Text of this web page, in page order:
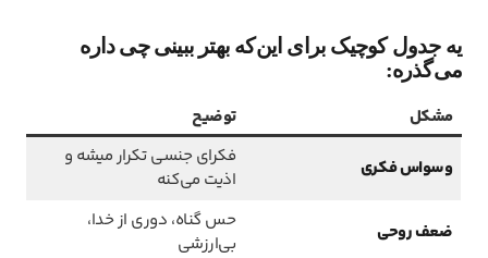
یه جدول کوچیک برای این‌که بهتر ببینی چی داره
می‌گذره:
مشکل توضیح
وسواس فکری
فکرای جنسی تکرار میشه و
اذیت می‌کنه
ضعف روحی
حس گناه، دوری از خدا،
بی‌ارزشی